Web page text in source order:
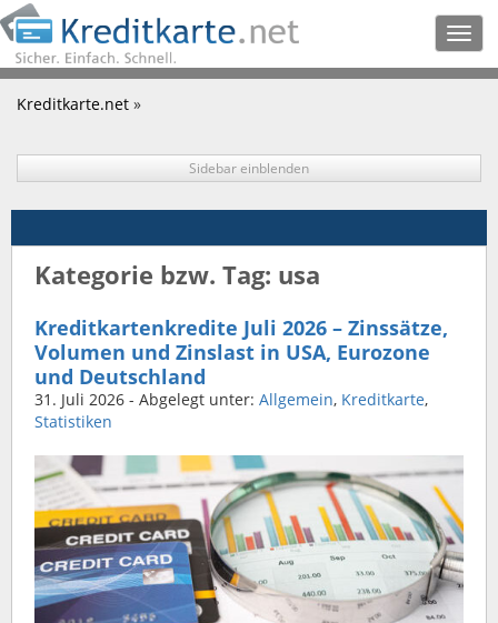
Kreditkarte.net »
Sidebar einblenden
Kategorie bzw. Tag: usa
Kreditkartenkredite Juli 2026 – Zinssätze,
Volumen und Zinslast in USA, Eurozone
und Deutschland
31. Juli 2026 - Abgelegt unter: Allgemein, Kreditkarte,
Statistiken